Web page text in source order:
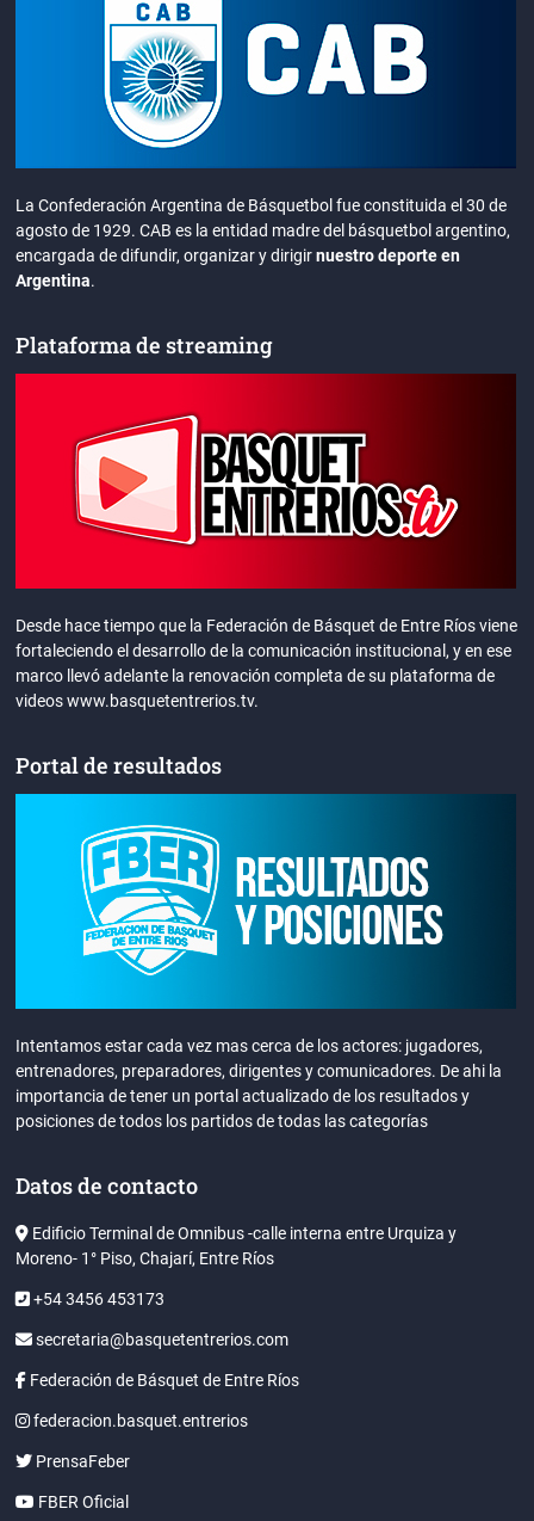
La Confederación Argentina de Básquetbol fue constituida el 30 de
agosto de 1929. CAB es la entidad madre del básquetbol argentino,
encargada de difundir, organizar y dirigirnuestro deporte en
Argentina.
Plataforma de streaming
Desde hace tiempo que la Federación de Básquet de Entre Ríos viene
fortaleciendo el desarrollo de la comunicación institucional, y en ese
marco llevó adelante la renovación completa de su plataforma de
videos www.basquetentrerios.tv.
Portal de resultados
Intentamos estar cada vez mas cerca de los actores: jugadores,
entrenadores, preparadores, dirigentes y comunicadores. De ahi la
importancia de tener un portal actualizado de los resultados y
posiciones de todos los partidos de todas las categorías
Datos de contacto
Edificio Terminal de Omnibus -calle interna entre Urquiza y
Moreno- 1° Piso, Chajarí, Entre Ríos
+54 3456 453173
secretaria@basquetentrerios.com
Federación de Básquet de Entre Ríos
federacion.basquet.entrerios
PrensaFeber
FBER Oficial